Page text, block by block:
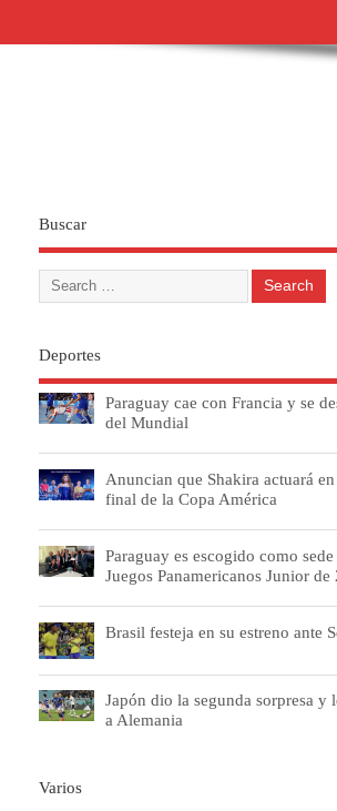
Buscar
Deportes
Paraguay cae con Francia y se
del Mundial
Anuncian que Shakira actuará
final de la Copa América
Paraguay es escogido como
Juegos Panamericanos Junior de
Brasil festeja en su estreno ante
Japón dio la segunda sorpresa y
a Alemania
Varios